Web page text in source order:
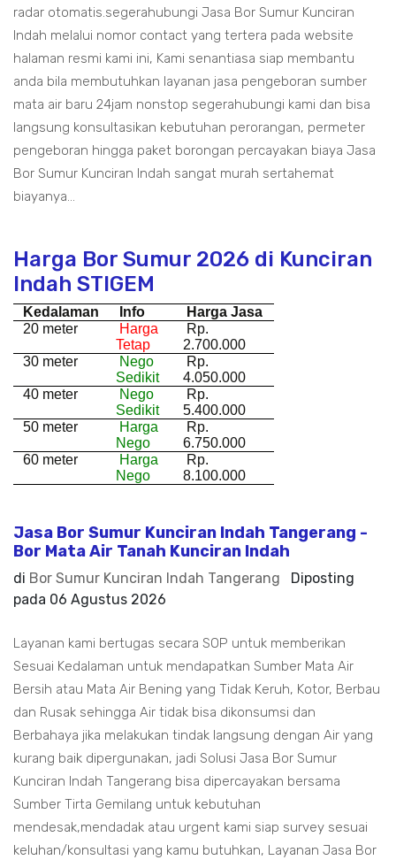
radar otomatis.segerahubungi Jasa Bor Sumur Kunciran
Indah melalui nomor contact yang tertera pada website
halaman resmi kami ini, Kami senantiasa siap membantu
anda bila membutuhkan layanan jasa pengeboran sumber
mata air baru 24jam nonstop segerahubungi kami dan bisa
langsung konsultasikan kebutuhan perorangan, permeter
pengeboran hingga paket borongan percayakan biaya Jasa
Bor Sumur Kunciran Indah sangat murah sertahemat
biayanya...
Harga Bor Sumur 2026 di Kunciran
Indah STIGEM
Kedalaman Info
Harga Jasa
20 meter
Harga
Tetap
Rp.
2.700.000
30 meter
Nego
Sedikit
Rp.
4.050.000
40 meter
Nego
Sedikit
Rp.
5.400.000
50 meter
Harga
Nego
Rp.
6.750.000
60 meter
Harga
Nego
Rp.
8.100.000
Jasa Bor Sumur Kunciran Indah Tangerang -
Bor Mata Air Tanah Kunciran Indah
di Bor Sumur Kunciran Indah Tangerang
Diposting
pada 06 Agustus 2026
Layanan kami bertugas secara SOP untuk memberikan
Sesuai Kedalaman untuk mendapatkan Sumber Mata Air
Bersih atau Mata Air Bening yang Tidak Keruh, Kotor, Berbau
dan Rusak sehingga Air tidak bisa dikonsumsi dan
Berbahaya jika melakukan tindak langsung dengan Air yang
kurang baik dipergunakan, jadi Solusi Jasa Bor Sumur
Kunciran Indah Tangerang bisa dipercayakan bersama
Sumber Tirta Gemilang untuk kebutuhan
mendesak,mendadak atau urgent kami siap survey sesuai
keluhan/konsultasi yang kamu butuhkan, Layanan Jasa Bor